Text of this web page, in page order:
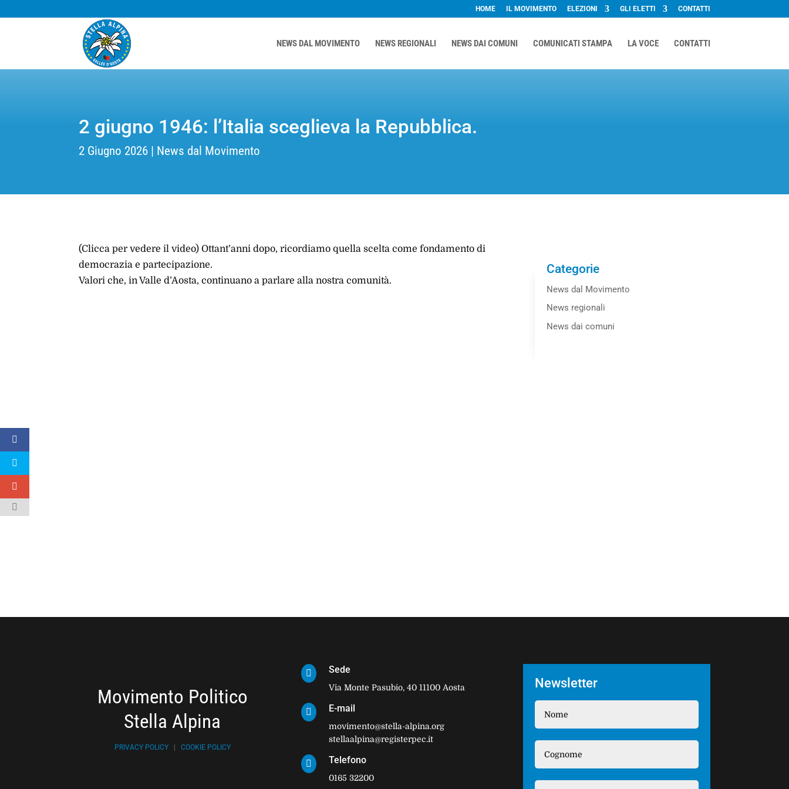
HOME IL MOVIMENTO ELEZIONI GLI ELETTI CONTATTI
NEWS DAL MOVIMENTO NEWS REGIONALI NEWS DAI COMUNI COMUNICATI STAMPA LA VOCE CONTATTI
2 giugno 1946: l’Italia sceglieva la Repubblica.
2 Giugno 2026 News dal Movimento
(Clicca per vedere il video) Ottant’anni dopo, ricordiamo quella scelta come fondamento di
democrazia e partecipazione.
Valori che, in Valle d’Aosta, continuano a parlare alla nostra comunità.
Categorie
News dal Movimento
News regionali
News dai comuni
Movimento Politico
Stella Alpina
PRIVACY POLICY| COOKIE POLICY
 Sede
Via Monte Pasubio, 40 11100 Aosta
 E-mail
movimento@stella-alpina.org
stellaalpina@registerpec.it
 Telefono
0165 32200
Newsletter